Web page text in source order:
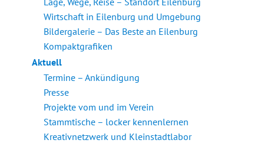
Wirtschaft in Eilenburg und Umgebung
Bildergalerie – Das Beste an Eilenburg
Kompaktgrafiken
Aktuell
Termine – Ankündigung
Presse
Projekte vom und im Verein
Stammtische – locker kennenlernen
Kreativnetzwerk und Kleinstadtlabor